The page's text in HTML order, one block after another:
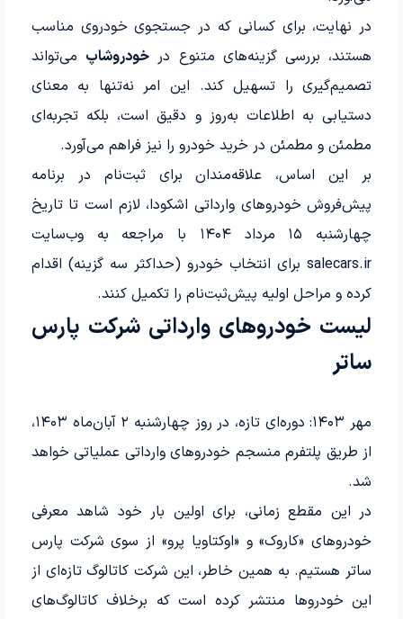
در نهایت، برای کسانی که در جستجوی خودروی مناسب
هستند، بررسی گزینه‌های متنوع در خودروشاپ می‌تواند
تصمیم‌گیری را تسهیل کند. این امر نه‌تنها به معنای
دستیابی به اطلاعات به‌روز و دقیق است، بلکه تجربه‌ای
مطمئن و مطمئن در خرید خودرو را نیز فراهم می‌آورد.
بر این اساس، علاقه‌مندان برای ثبت‌نام در برنامه
پیش‌فروش خودروهای وارداتی اشکودا، لازم است تا تاریخ
چهارشنبه ۱۵ مرداد ۱۴۰۴ با مراجعه به وب‌سایت
salecars.ir برای انتخاب خودرو (حداکثر سه گزینه) اقدام
کرده و مراحل اولیه پیش‌ثبت‌نام را تکمیل کنند.
لیست خودروهای وارداتی شرکت پارس
ساتر
مهر ۱۴۰۳: دوره‌ای تازه، در روز چهارشنبه ۲ آبان‌ماه ۱۴۰۳،
از طریق پلتفرم منسجم خودروهای وارداتی عملیاتی خواهد
شد.
در این مقطع زمانی، برای اولین بار خود شاهد معرفی
خودروهای «کاروک» و «اوکتاویا پرو» از سوی شرکت پارس
ساتر هستیم. به همین خاطر، این شرکت کاتالوگ تازه‌ای از
این خودروها منتشر کرده است که برخلاف کاتالوگ‌های